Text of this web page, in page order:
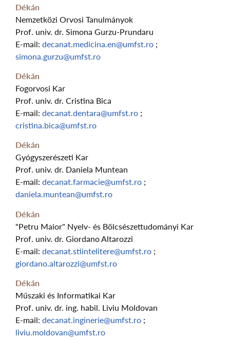
Dékán
Nemzetközi Orvosi Tanulmányok
Prof. univ. dr. Simona Gurzu-Prundaru
E-mail: decanat.medicina.en@umfst.ro ;
simona.gurzu@umfst.ro
Dékán
Fogorvosi Kar
Prof. univ. dr. Cristina Bica
E-mail: decanat.dentara@umfst.ro ;
cristina.bica@umfst.ro
Dékán
Gyógyszerészeti Kar
Prof. univ. dr. Daniela Muntean
E-mail: decanat.farmacie@umfst.ro ;
daniela.muntean@umfst.ro
Dékán
"Petru Maior" Nyelv- és Bölcsészettudományi Kar
Prof. univ. dr. Giordano Altarozzi
E-mail: decanat.stiintelitere@umfst.ro ;
giordano.altarozzi@umfst.ro
Dékán
Műszaki és Informatikai Kar
Prof. univ. dr. ing. habil. Liviu Moldovan
E-mail: decanat.inginerie@umfst.ro ;
liviu.moldovan@umfst.ro